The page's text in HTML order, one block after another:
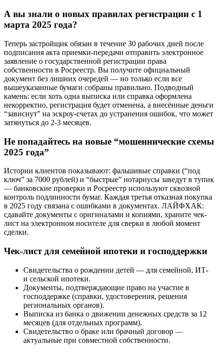
А вы знали о новых правилах регистрации с 1
марта 2025 года?
Теперь застройщик обязан в течение 30 рабочих дней после
подписания акта приемки-передачи отправить электронное
заявление о государственной регистрации права
собственности в Росреестр. Вы получите официальный
документ без лишних очередей — но только если все
вышеуказанные бумаги собраны правильно. Подводный
камень: если хоть одна выписка или справка оформлена
некорректно, регистрация будет отменена, а внесённые деньги
“зависнут” на эскроу-счетах до устранения ошибок, что может
затянуться до 2-3 месяцев.
Не попадайтесь на новые “мошеннические схемы
2025 года”
Истории клиентов показывают: фальшивые справки (“под
ключ” за 7000 рублей) и “быстрые” нотариусы заведут в тупик
— банковские проверки и Росреестр используют сквозной
контроль подлинности бумаг. Каждая третья отказная покупка
в 2025 году связана с ошибками в документах. ЛАЙФХАК:
сдавайте документы с оригиналами и копиями, храните чек-
лист на электронном носителе для сверки в любой момент
сделки.
Чек-лист для семейной ипотеки и господдержки
Свидетельства о рождении детей — для семейной, ИТ-
и сельской ипотеки.
Документы, подтверждающие право на участие в
господдержке (справки, удостоверения, решения
региональных органов).
Выписка из банка о движении денежных средств за 12
месяцев (для отдельных программ).
Свидетельство о браке или брачный договор —
актуальные при совместной собственности.